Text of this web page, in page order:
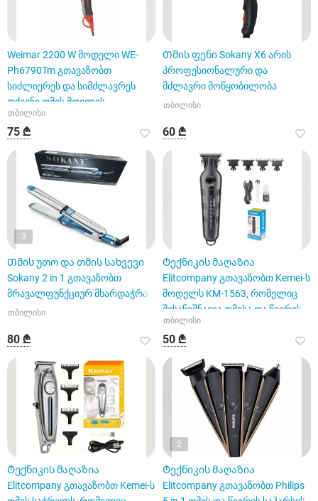
Weimar 2200 W მოდელი WE-
Ph6790Tm გთავაზობთ
სიძლიერეს და სიმძლავრეს
თქვენი თმის მოვლის
პროცესისთვის.
თბილისი
75 ₾
Თმის ფენი Sokany X6 არის
პროფესიონალური და
მძლავრი მოწყობილობა
თბილისი
60 ₾
3
Თმის უთო და თმის სახვევი
Sokany 2 in 1 გთავაზობთ
მრავალფუნქციურ მხარდაჭრას.
თბილისი
80 ₾
Ტექნიკის მაღაზია
Elitcompany გთავაზობთ Kemei-ს
მოდელს KM-1563, რომელიც
შესანიშნავია თმისა და წვერის
თბილისი
50 ₾
Ტექნიკის მაღაზია
Elitcompany გთავაზობთ Kemei-ს
2
Ტექნიკის მაღაზია
Elitcompany გთავაზობთ Philips